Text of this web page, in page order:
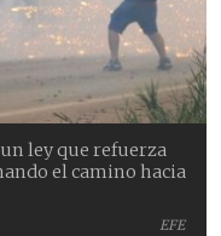
EFE
ley que refuerza
el camino hacia